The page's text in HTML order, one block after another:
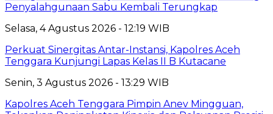
Penyalahgunaan Sabu Kembali Terungkap
Selasa, 4 Agustus 2026 - 12:19 WIB
Perkuat Sinergitas Antar-Instansi, Kapolres Aceh
Tenggara Kunjungi Lapas Kelas II B Kutacane
Senin, 3 Agustus 2026 - 13:29 WIB
Kapolres Aceh Tenggara Pimpin Anev Mingguan,